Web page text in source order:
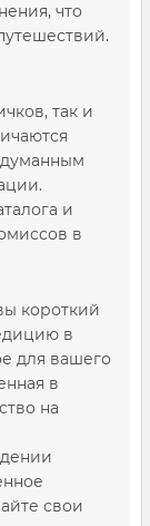
что
так и
и
в
короткий
в
для вашего
в
на
свои